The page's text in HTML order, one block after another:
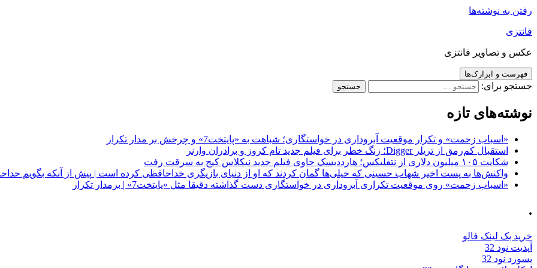
رفتن به نوشته‌ها
فانتزی
عکس و تصاویر فانتزی
فهرست و ابزارک‌ها
جستجو برای:
نوشته‌های تازه
«اسباب زحمت» و تکرار موقعیت آبروداری در خواستگاری؛ شباهت به «پایتخت7» و چرخش بر مدار تکرار
استقبال کم‌رمق از تریلر Digger؛ زنگ خطر برای فیلم جدید تام کروز و برادران وارنر
شکایت ۱۰۵ میلیون دلاری از نتفلیکس؛ هارددیسک حاوی فیلم جدید نیکلاس کیج به سرقت رفت
واکنش‌ها به پست اخیر شهاب حسینی که خیلی‌ها گمان کردند که او از دنیای بازیگری خداحافظی کرده است | پیش از آنکه بگویم
«اسباب زحمت» روی موقعیت تکراری آبروداری در خواستگاری دست گذاشته دقیقا مثل «پایتخت7» | برمدار تکرار
.
خرید بک لینک فالو
آپدیت نود 32
پسورد نود 32